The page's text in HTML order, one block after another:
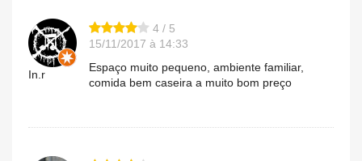
In.r
4 / 5
15/11/2017 à 14:33
Espaço muito pequeno, ambiente familiar,
comida bem caseira a muito bom preço